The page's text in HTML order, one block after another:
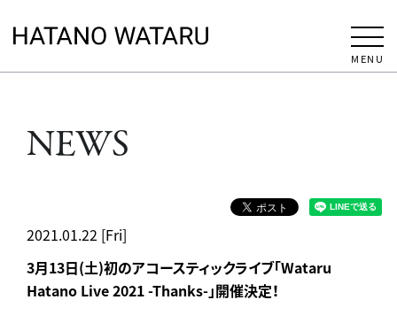
MENU
NEWS
2021.01.22 [Fri]
3月13日(土)初のアコースティックライブ「Wataru
Hatano Live 2021 -Thanks-」開催決定！